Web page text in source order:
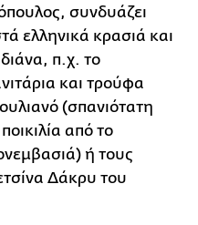
συνδυάζει
ελληνικά κρασιά και
π.χ. το
και τρούφα
(σπανιότατη
από το
ή τους
Δάκρυ του